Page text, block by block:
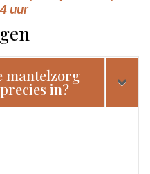
uur
mantelzorg
in?